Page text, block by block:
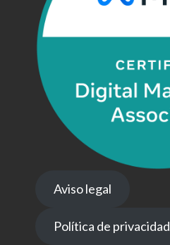
Aviso legal
Política de privacidad